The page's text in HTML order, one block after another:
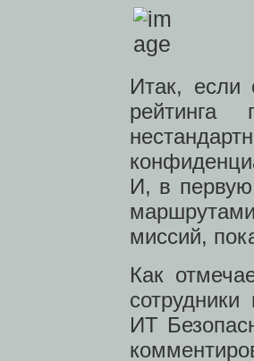
Итак, если
рейтинга
И, в
миссий,
Как
ИТ